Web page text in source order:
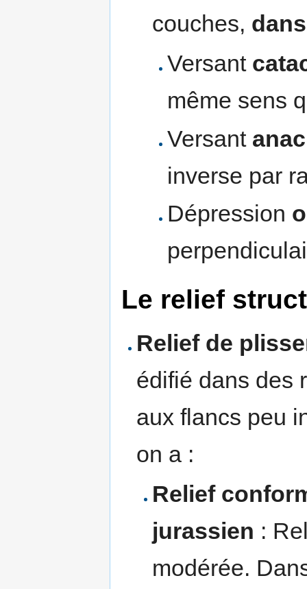
couches,
Versant
même sens
Versant
inverse par
Dépression
Le relief
Relief de
édifié dans des
aux flancs peu
on a :
Relief
jurassien :
modérée.